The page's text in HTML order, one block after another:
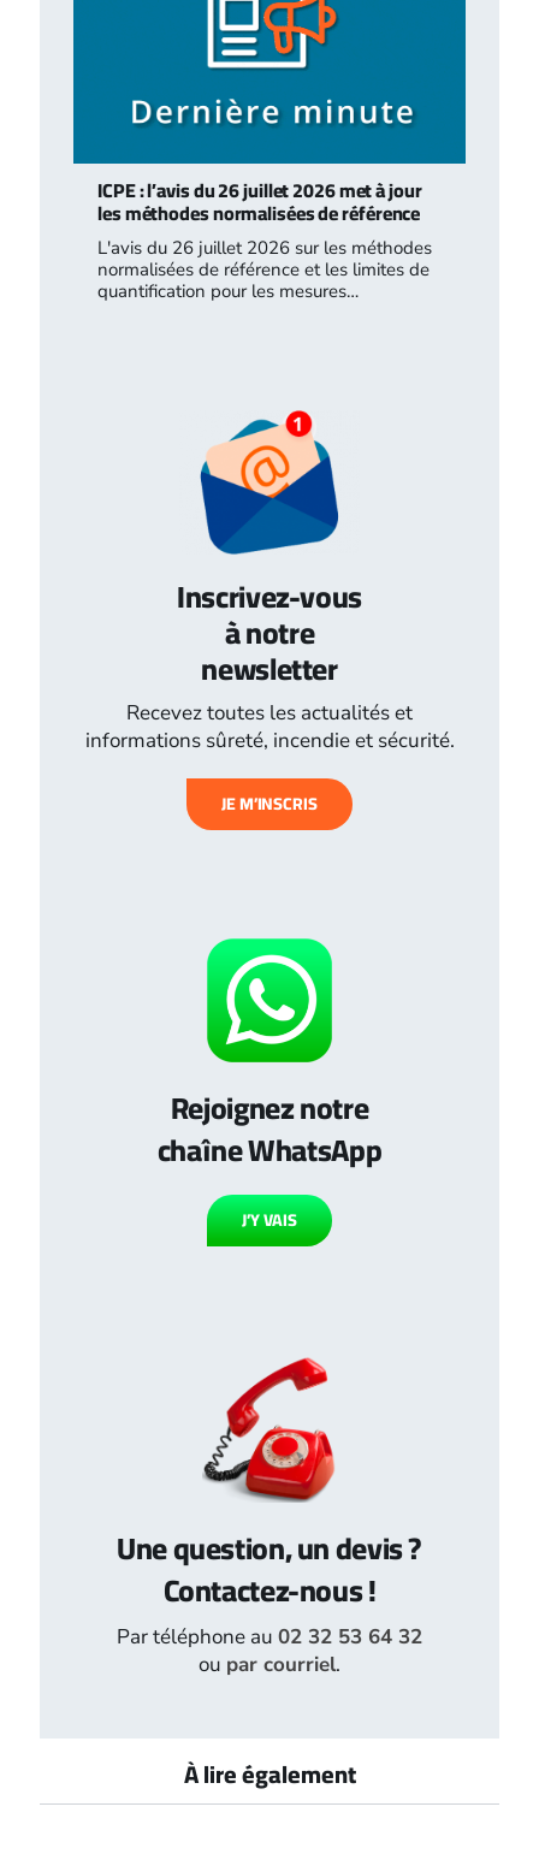
ICPE : l’avis du 26 juillet 2026 met à jour
les méthodes normalisées de référence
L'avis du 26 juillet 2026 sur les méthodes
normalisées de référence et les limites de
quantification pour les mesures…
Inscrivez-vous
à notre
newsletter
Recevez toutes les actualités et
informations sûreté, incendie et sécurité.
JE M’INSCRIS
Rejoignez notre
chaîne WhatsApp
J’Y VAIS
Une question, un devis ?
Contactez-nous !
Par téléphone au 02 32 53 64 32
ou par courriel.
À lire également